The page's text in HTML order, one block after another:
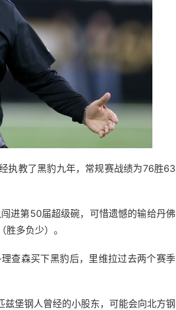
执教了黑豹九年，常规赛战绩为76胜63
进第50届超级碗，可惜遗憾的输给丹佛
多负少）。
查森买下黑豹后，里维拉过去两个赛季
堡钢人曾经的小股东，可能会向北方钢